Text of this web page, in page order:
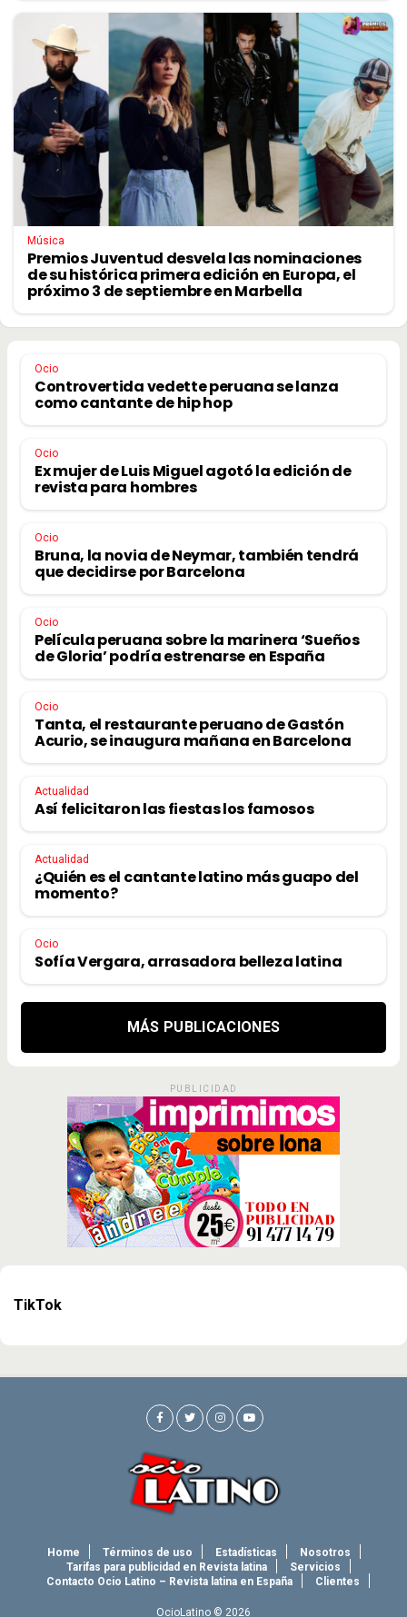
Música
Premios Juventud desvela las nominaciones
de su histórica primera edición en Europa, el
próximo 3 de septiembre en Marbella
Ocio
Controvertida vedette peruana se lanza
como cantante de hip hop
Ocio
Ex mujer de Luis Miguel agotó la edición de
revista para hombres
Ocio
Bruna, la novia de Neymar, también tendrá
que decidirse por Barcelona
Ocio
Película peruana sobre la marinera ‘Sueños
de Gloria’ podría estrenarse en España
Ocio
Tanta, el restaurante peruano de Gastón
Acurio, se inaugura mañana en Barcelona
Actualidad
Así felicitaron las fiestas los famosos
Actualidad
¿Quién es el cantante latino más guapo del
momento?
Ocio
Sofía Vergara, arrasadora belleza latina
MÁS PUBLICACIONES
PUBLICIDAD
TikTok
Home Términos de uso Estadísticas
Nosotros
Tarifas para publicidad en Revista latina
Servicios
Contacto Ocio Latino – Revista latina en España
Clientes
OcioLatino © 2026